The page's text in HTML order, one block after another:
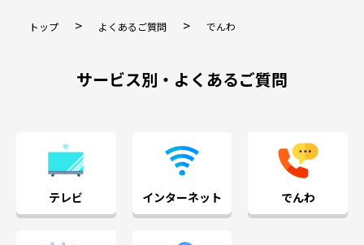
トップ > よくあるご質問 > でんわ
サービス別・よくあるご質問
テレビ インターネット でんわ